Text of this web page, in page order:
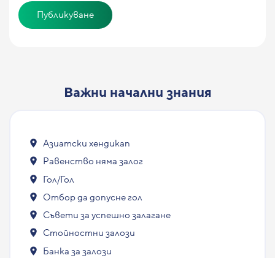
Важни начални знания
Азиатски хендикап
Равенство няма залог
Гол/Гол
Отбор да допусне гол
Съвети за успешно залагане
Стойностни залози
Банка за залози